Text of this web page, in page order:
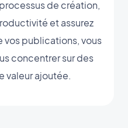
de création,
et assurez
vos publications, vous
concentrer sur des
valeur ajoutée.